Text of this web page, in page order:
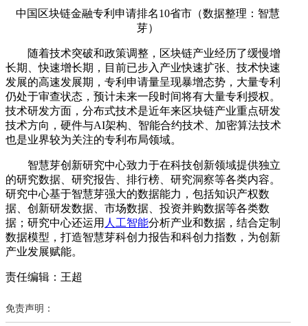
中国区块链金融专利申请排名10省市（数据整理：智慧
芽）
随着技术突破和政策调整，区块链产业经历了缓慢增
长期、快速增长期，目前已步入产业快速扩张、技术快速
发展的高速发展期，专利申请量呈现暴增态势，大量专利
仍处于审查状态，预计未来一段时间将有大量专利授权。
技术研发方面，分布式技术是近年来区块链产业重点研发
技术方向，硬件与AI架构、智能合约技术、加密算法技术
也是业界较为关注的专利布局领域。
智慧芽创新研究中心致力于在科技创新领域提供独立
的研究数据、研究报告、排行榜、研究洞察等各类内容。
研究中心基于智慧芽强大的数据能力，包括知识产权数
据、创新研发数据、市场数据、投资并购数据等各类数
据；研究中心还运用 人工智能分析产业和数据，结合定制
数据模型，打造智慧芽科创力报告和科创力指数，为创新
产业发展赋能。
责任编辑：王超
免责声明：